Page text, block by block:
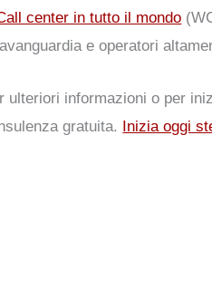
center in tutto il mondo
e operatori
ulteriori informazioni o per
gratuita. Inizia oggi